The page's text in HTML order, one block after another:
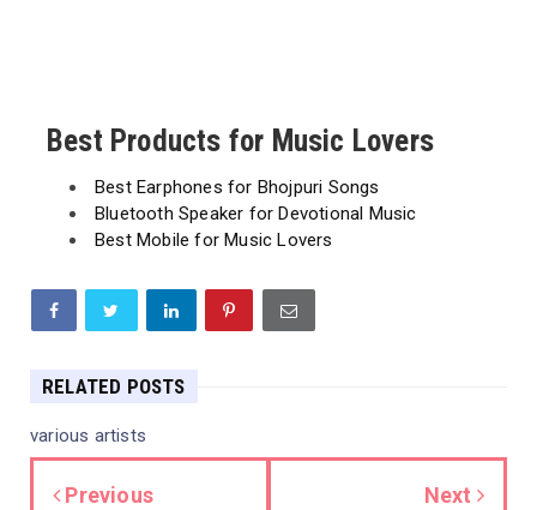
Best Products for Music Lovers
Best Earphones for Bhojpuri Songs
Bluetooth Speaker for Devotional Music
Best Mobile for Music Lovers
RELATED POSTS
various artists
Previous Next